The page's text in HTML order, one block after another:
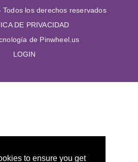
to ensure you get
Todos los derechos reservados
DE PRIVACIDAD
de Pinwheel.us
LOGIN